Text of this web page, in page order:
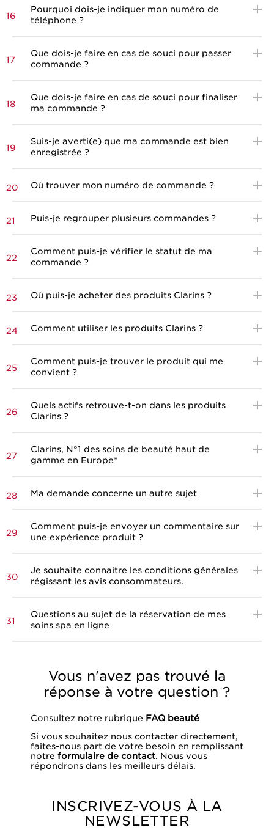
16
Pourquoi dois-je indiquer mon numéro de
téléphone ?
17
Que dois-je faire en cas de souci pour passer
commande ?
18
Que dois-je faire en cas de souci pour finaliser
ma commande ?
19
Suis-je averti(e) que ma commande est bien
enregistrée ?
20 Où trouver mon numéro de commande ?
21 Puis-je regrouper plusieurs commandes ?
22
Comment puis-je vérifier le statut de ma
commande ?
23 Où puis-je acheter des produits Clarins ?
24 Comment utiliser les produits Clarins ?
25
Comment puis-je trouver le produit qui me
convient ?
26
Quels actifs retrouve-t-on dans les produits
Clarins ?
27
Clarins, N°1 des soins de beauté haut de
gamme en Europe*
28 Ma demande concerne un autre sujet
29
Comment puis-je envoyer un commentaire sur
une expérience produit ?
30
Je souhaite connaitre les conditions générales
régissant les avis consommateurs.
31
Questions au sujet de la réservation de mes
soins spa en ligne
Vous n'avez pas trouvé la
réponse à votre question ?
Consultez notre rubrique FAQ beauté
Si vous souhaitez nous contacter directement,
faites-nous part de votre besoin en remplissant
notre formulaire de contact. Nous vous
répondrons dans les meilleurs délais.
INSCRIVEZ-VOUS À LA
NEWSLETTER